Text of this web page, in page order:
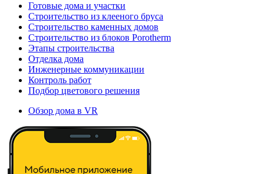
Готовые дома и участки
Строительство из клееного бруса
Строительство каменных домов
Строительство из блоков Porotherm
Этапы строительства
Отделка дома
Инженерные коммуникации
Контроль работ
Подбор цветового решения
Обзор дома в VR